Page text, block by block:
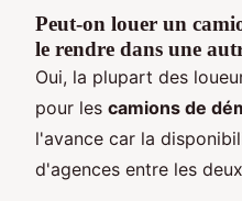
Peut-on louer un
le rendre dans une
Oui, la plupart des
pour les camions de
l'avance car la
d'agences entre les